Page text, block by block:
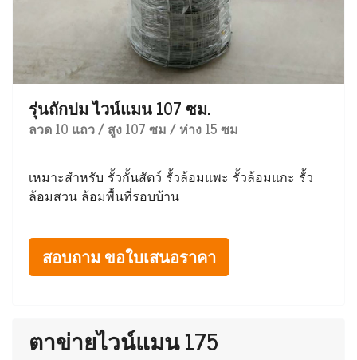
รุ่นถักปม ไวน์แมน 107 ซม.
ลวด 10 แถว / สูง 107 ซม / ห่าง 15 ซม
เหมาะสำหรับ รั้วกั้นสัตว์ รั้วล้อมแพะ รั้วล้อมแกะ รั้ว
ล้อมสวน ล้อมพื้นที่รอบบ้าน
สอบถาม ขอใบเสนอราคา
ตาข่ายไวน์แมน 175